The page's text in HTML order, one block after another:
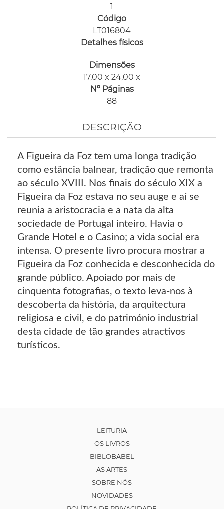
1
Código
LT016804
Detalhes físicos
Dimensões
17,00 x 24,00 x
Nº Páginas
88
DESCRIÇÃO
A Figueira da Foz tem uma longa tradição
como estância balnear, tradição que remonta
ao século XVIII. Nos finais do século XIX a
Figueira da Foz estava no seu auge e aí se
reunia a aristocracia e a nata da alta
sociedade de Portugal inteiro. Havia o
Grande Hotel e o Casino; a vida social era
intensa. O presente livro procura mostrar a
Figueira da Foz conhecida e desconhecida do
grande público. Apoiado por mais de
cinquenta fotografias, o texto leva-nos à
descoberta da história, da arquitectura
religiosa e civil, e do património industrial
desta cidade de tão grandes atractivos
turísticos.
LEITURIA
OS LIVROS
BIBLOBABEL
AS ARTES
SOBRE NÓS
NOVIDADES